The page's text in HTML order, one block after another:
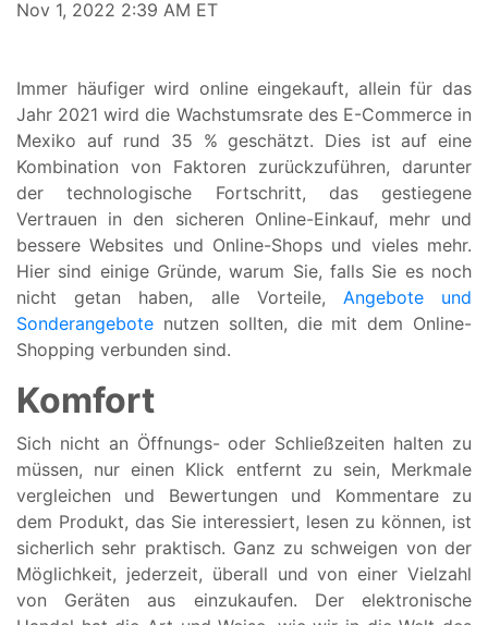
Nov 1, 2022 2:39 AM ET
Immer häufiger wird online eingekauft, allein für das
Jahr 2021 wird die Wachstumsrate des E-Commerce in
Mexiko auf rund 35 % geschätzt. Dies ist auf eine
Kombination von Faktoren zurückzuführen, darunter
der technologische Fortschritt, das gestiegene
Vertrauen in den sicheren Online-Einkauf, mehr und
bessere Websites und Online-Shops und vieles mehr.
Hier sind einige Gründe, warum Sie, falls Sie es noch
nicht getan haben, alle Vorteile, Angebote und
Sonderangebote nutzen sollten, die mit dem Online-
Shopping verbunden sind.
Komfort
Sich nicht an Öffnungs- oder Schließzeiten halten zu
müssen, nur einen Klick entfernt zu sein, Merkmale
vergleichen und Bewertungen und Kommentare zu
dem Produkt, das Sie interessiert, lesen zu können, ist
sicherlich sehr praktisch. Ganz zu schweigen von der
Möglichkeit, jederzeit, überall und von einer Vielzahl
von Geräten aus einzukaufen. Der elektronische